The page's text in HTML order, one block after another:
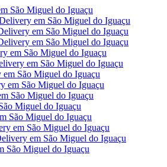
São Miguel do Iguaçu
em São Miguel do Iguaçu
em São Miguel do Iguaçu
em São Miguel do Iguaçu
em São Miguel do Iguaçu
em São Miguel do Iguaçu
em São Miguel do Iguaçu
em São Miguel do Iguaçu
São Miguel do Iguaçu
Miguel do Iguaçu
São Miguel do Iguaçu
em São Miguel do Iguaçu
em São Miguel do Iguaçu
São Miguel do Iguaçu